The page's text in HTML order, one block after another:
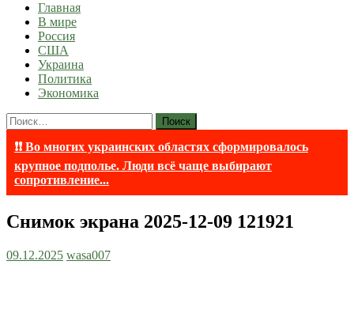
lentaruss
lentaruss — Новости
Главная
В мире
Россия
США
Украина
Политика
Экономика
Найти:
❗❗ Во многих украинских областях сформировалось
крупное подполье. Люди всё чаще выбирают
сопротивление...
Снимок экрана 2025-12-09 121921
09.12.2025 wasa007